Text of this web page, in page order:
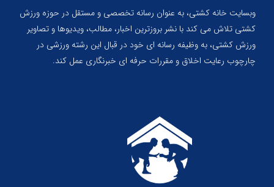
وبسایت خانه کشتی، به عنوان رسانه تخصصی و مستقل در حوزه ورزش
کشتی تلاش می کند با نشر بروزترین اخبار، مطالب، ویدیوها و تصاویر
ورزش کشتی، به وظیفه رسانه ای خود در قبال این رشته ورزشی در
چارچوب رعایت اخلاق و مقررات حرفه ای خبرنگاری عمل کند.